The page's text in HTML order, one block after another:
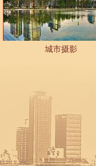
城市摄影